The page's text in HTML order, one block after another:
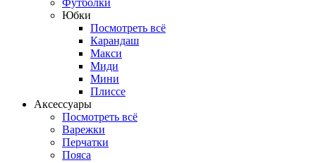
Юбки
Посмотреть всё
Карандаш
Макси
Миди
Мини
Плиссе
Аксессуары
Посмотреть всё
Варежки
Перчатки
Пояса